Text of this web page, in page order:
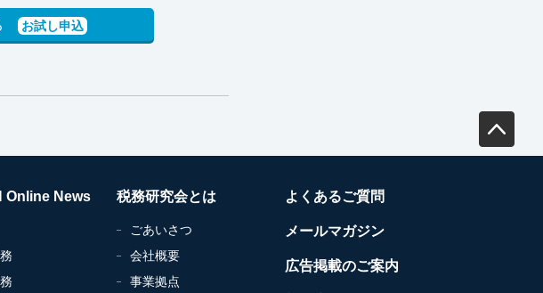
お試し申込
Online News 税務研究会とは
ごあいさつ
会社概要
事業拠点
よくあるご質問
メールマガジン
広告掲載のご案内